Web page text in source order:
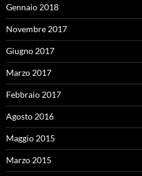
Gennaio 2018
Novembre 2017
Giugno 2017
Marzo 2017
Febbraio 2017
Agosto 2016
Maggio 2015
Marzo 2015